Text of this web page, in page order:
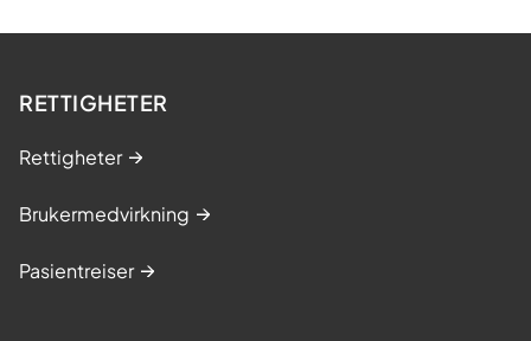
RETTIGHETER
Rettigheter
Brukermedvirkning
Pasientreiser